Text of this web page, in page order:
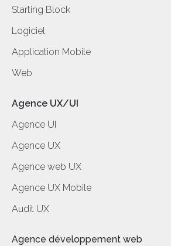
Starting Block
Logiciel
Application Mobile
Web
Agence UX/UI
Agence UI
Agence UX
Agence web UX
Agence UX Mobile
Audit UX
Agence développement web